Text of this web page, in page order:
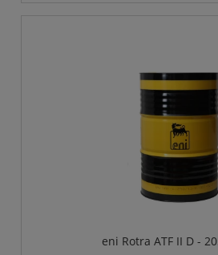
eni Rotra ATF II D -